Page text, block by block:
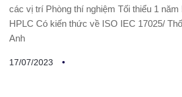
các vị trí Phòng thí nghiệm Tối thiểu 1 năm
HPLC Có kiến thức về ISO IEC 17025/
Anh
17/07/2023